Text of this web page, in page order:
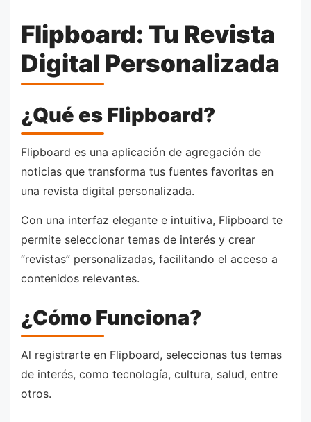
Flipboard: Tu Revista
Digital Personalizada
¿Qué es Flipboard?
Flipboard es una aplicación de agregación de
noticias que transforma tus fuentes favoritas en
una revista digital personalizada.
Con una interfaz elegante e intuitiva, Flipboard te
permite seleccionar temas de interés y crear
“revistas” personalizadas, facilitando el acceso a
contenidos relevantes.
¿Cómo Funciona?
Al registrarte en Flipboard, seleccionas tus temas
de interés, como tecnología, cultura, salud, entre
otros.